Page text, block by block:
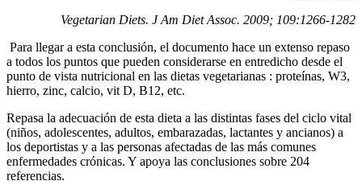
Vegetarian Diets. J Am Diet Assoc. 2009; 109:1266-1282
Para llegar a esta conclusión, el documento hace un extenso repaso
a todos los puntos que pueden considerarse en entredicho desde el
punto de vista nutricional en las dietas vegetarianas : proteínas, W3,
hierro, zinc, calcio, vit D, B12, etc.
Repasa la adecuación de esta dieta a las distintas fases del ciclo vital
(niños, adolescentes, adultos, embarazadas, lactantes y ancianos) a
los deportistas y a las personas afectadas de las más comunes
enfermedades crónicas. Y apoya las conclusiones sobre 204
referencias.